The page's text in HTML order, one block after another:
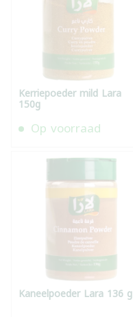
Kerriepoeder mild Lara
150g
Op voorraad
Kaneelpoeder Lara 136 g